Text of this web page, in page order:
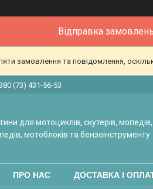
Відправка
замовлення та повідомлення,
(73) 431-56-53
для мотоциклів, скутерів, мопедів,
мотоблоків та бензоінструменту
ПРО НАС ДОСТАВКА І